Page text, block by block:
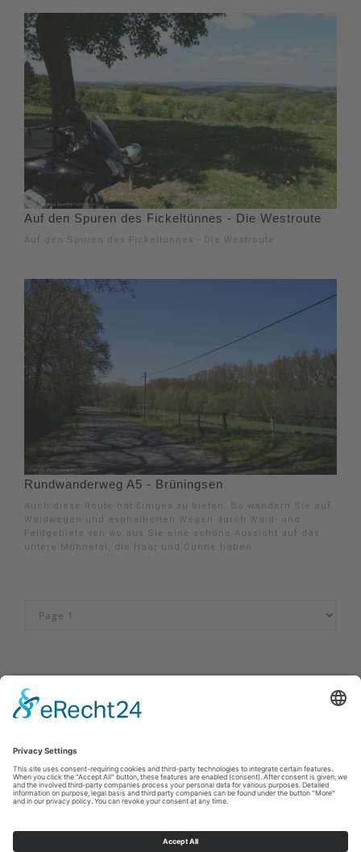
Auf den Spuren des Fickeltünnes - Die Westroute
Auf den Spuren des Fickeltünnes - Die Westroute
Rundwanderweg A5 - Brüningsen
Auch diese Route hat Einiges zu bieten. So wandern Sie auf
Waldwegen und asphaltierten Wegen durch Wald- und
Feldgebiete von wo aus Sie eine schöne Aussicht auf das
untere Möhnetal, die Haar und Günne haben.
Imprint|Privacy policy
MöhnetalRadweg Johannes-Hummel-Weg 1 57392 Schmallenberg
Sauerland-Tourismus e.V.